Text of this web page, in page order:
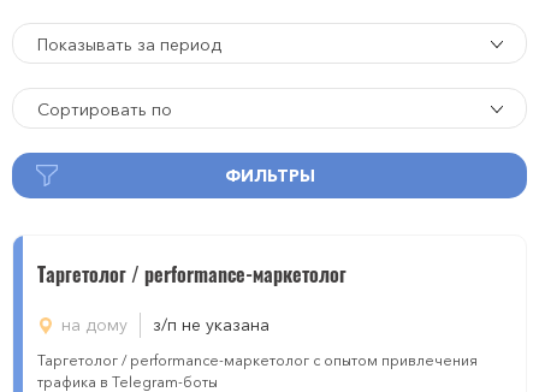
Показывать за период
Сортировать по
ФИЛЬТРЫ
Таргетолог / performance-маркетолог
на дому з/п не указана
Таргетолог / performance-маркетолог с опытом привлечения
трафика в Telegram-боты